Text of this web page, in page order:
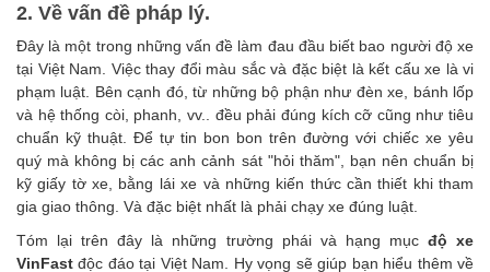
2. Về vấn đề pháp lý.
Đây là một trong những vấn đề làm đau đầu biết bao người độ xe
tại Việt Nam. Việc thay đổi màu sắc và đặc biệt là kết cấu xe là vi
phạm luật. Bên cạnh đó, từ những bộ phận như đèn xe, bánh lốp
và hệ thống còi, phanh, vv.. đều phải đúng kích cỡ cũng như tiêu
chuẩn kỹ thuật. Để tự tin bon bon trên đường với chiếc xe yêu
quý mà không bị các anh cảnh sát "hỏi thăm", bạn nên chuẩn bị
kỹ giấy tờ xe, bằng lái xe và những kiến thức cần thiết khi tham
gia giao thông. Và đặc biệt nhất là phải chạy xe đúng luật.
Tóm lại trên đây là những trường phái và hạng mục độ xe
VinFast độc đáo tại Việt Nam. Hy vọng sẽ giúp bạn hiểu thêm về